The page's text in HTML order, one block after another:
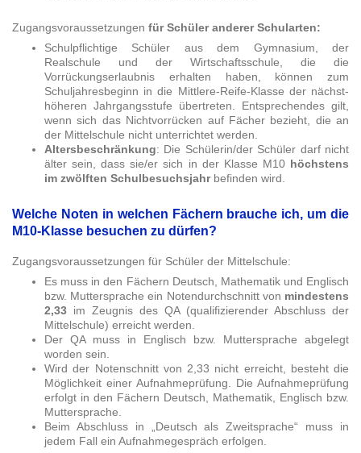
Zugangsvoraussetzungen für Schüler anderer Schularten:
Schulpflichtige Schüler aus dem Gymnasium, der
Realschule und der Wirtschaftsschule, die die
Vorrückungserlaubnis erhalten haben, können zum
Schuljahresbeginn in die Mittlere-Reife-Klasse der nächst-
höheren Jahrgangsstufe übertreten. Entsprechendes gilt,
wenn sich das Nichtvorrücken auf Fächer bezieht, die an
der Mittelschule nicht unterrichtet werden.
Altersbeschränkung: Die Schülerin/der Schüler darf nicht
älter sein, dass sie/er sich in der Klasse M10 höchstens
im zwölften Schulbesuchsjahrbefinden wird.
Welche Noten in welchen Fächern brauche ich, um die
M10-Klasse besuchen zu dürfen?
Zugangsvoraussetzungen für Schüler der Mittelschule:
Es muss in den Fächern Deutsch, Mathematik und Englisch
bzw. Muttersprache ein Notendurchschnitt von mindestens
2,33 im Zeugnis des QA (qualifizierender Abschluss der
Mittelschule) erreicht werden.
Der QA muss in Englisch bzw. Muttersprache abgelegt
worden sein.
Wird der Notenschnitt von 2,33 nicht erreicht, besteht die
Möglichkeit einer Aufnahmeprüfung. Die Aufnahmeprüfung
erfolgt in den Fächern Deutsch, Mathematik, Englisch bzw.
Muttersprache.
Beim Abschluss in „Deutsch als Zweitsprache“ muss in
jedem Fall ein Aufnahmegespräch erfolgen.